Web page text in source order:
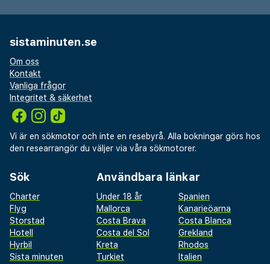
sistaminuten.se
Om oss
Kontakt
Vanliga frågor
Integritet & säkerhet
Vi är en sökmotor och inte en resebyrå. Alla bokningar görs hos
den researrangör du väljer via våra sökmotorer.
Sök
Charter
Flyg
Storstad
Hotell
Hyrbil
Sista minuten
Användbara länkar
Under 18 år
Spanien
Mallorca
Kanarieöarna
Costa Brava
Costa Blanca
Costa del Sol
Grekland
Kreta
Rhodos
Turkiet
Italien